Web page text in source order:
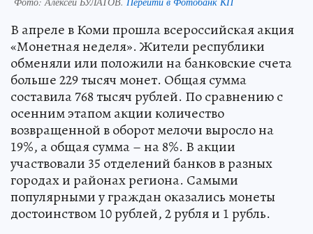
В апреле в Коми прошла всероссийская акция
«Монетная неделя». Жители республики
обменяли или положили на банковские счета
больше 229 тысяч монет. Общая сумма
составила 768 тысяч рублей. По сравнению с
осенним этапом акции количество
возвращенной в оборот мелочи выросло на
19%, а общая сумма – на 8%. В акции
участвовали 35 отделений банков в разных
городах и районах региона. Самыми
популярными у граждан оказались монеты
достоинством 10 рублей, 2 рубля и 1 рубль.